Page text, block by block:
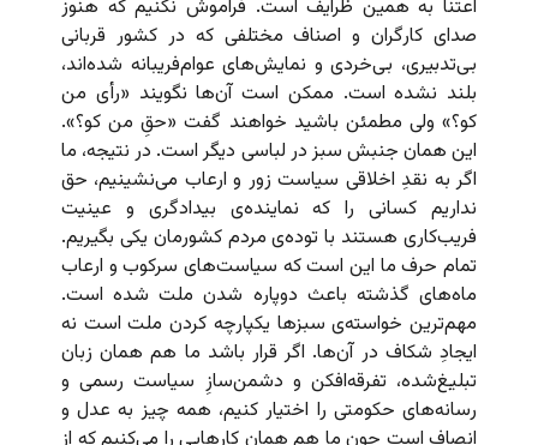
اعتنا به همین ظرایف است. فراموش نکنیم که هنوز
صدای کارگران و اصناف مختلفی که در کشور قربانی
بی‌تدبیری، بی‌خردی و نمایش‌های عوام‌فریبانه شده‌اند،
بلند نشده است. ممکن است آن‌ها نگویند «رأی من
کو؟» ولی مطمئن باشید خواهند گفت «حقِ من کو؟».
این همان جنبش سبز در لباسی دیگر است. در نتیجه، ما
اگر به نقدِ اخلاقی سیاست زور و ارعاب می‌نشینیم، حق
نداریم کسانی را که نماینده‌ی بیدادگری و عینیت
فریب‌کاری هستند با توده‌ی مردم کشورمان یکی بگیریم.
تمام حرف ما این است که سیاست‌های سرکوب و ارعاب
ماه‌های گذشته باعث دوپاره شدن ملت شده است.
مهم‌ترین خواسته‌‌ی سبزها یکپارچه کردن ملت است نه
ایجادِ شکاف در آن‌ها. اگر قرار باشد ما هم همان زبان
تبلیغ‌شده‌، تفرقه‌افکن و دشمن‌سازِ سیاست رسمی و
رسانه‌های حکومتی را اختیار کنیم، همه چیز به عدل و